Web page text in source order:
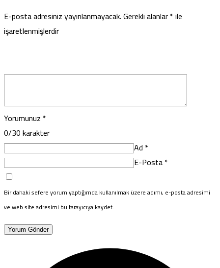
E-posta adresiniz yayınlanmayacak.Gerekli alanlar*ile
işaretlenmişlerdir
Yorumunuz *
0/30 karakter
Ad *
E-Posta*
Bir dahaki sefere yorum yaptığımda kullanılmak üzere adımı, e-posta adresimi
ve web site adresimi bu tarayıcıya kaydet.
Yorum Gönder